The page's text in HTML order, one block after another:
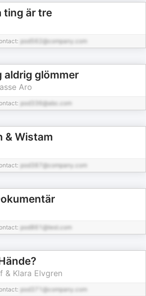
ting är tre
pod562@company.com
aldrig glömmer
Aro
pod336@abc.com
& Wistam
pod387@company.com
pod861@test.com
& Klara Elvgren
pod371@company.com